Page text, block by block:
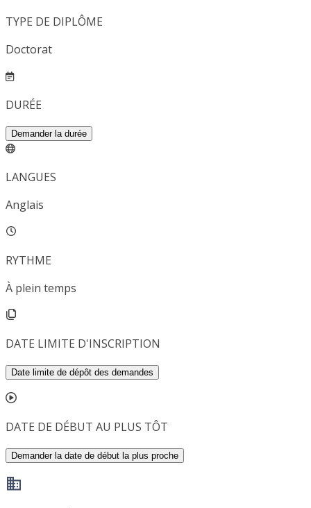
TYPE DE DIPLÔME
Doctorat
DURÉE
Demander la durée
LANGUES
Anglais
RYTHME
À plein temps
DATE LIMITE D'INSCRIPTION
Date limite de dépôt des demandes
DATE DE DÉBUT AU PLUS TÔT
Demander la date de début la plus proche